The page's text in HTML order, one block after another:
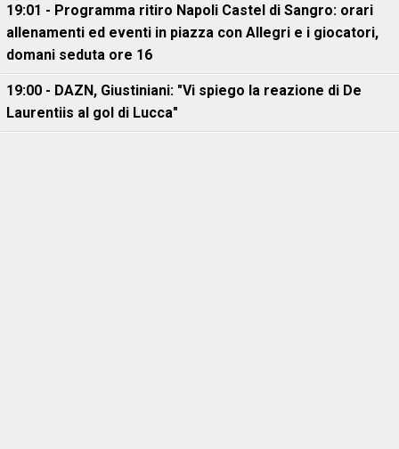
19:01 - Programma ritiro Napoli Castel di Sangro: orari
allenamenti ed eventi in piazza con Allegri e i giocatori,
domani seduta ore 16
19:00 - DAZN, Giustiniani: "Vi spiego la reazione di De
Laurentiis al gol di Lucca"